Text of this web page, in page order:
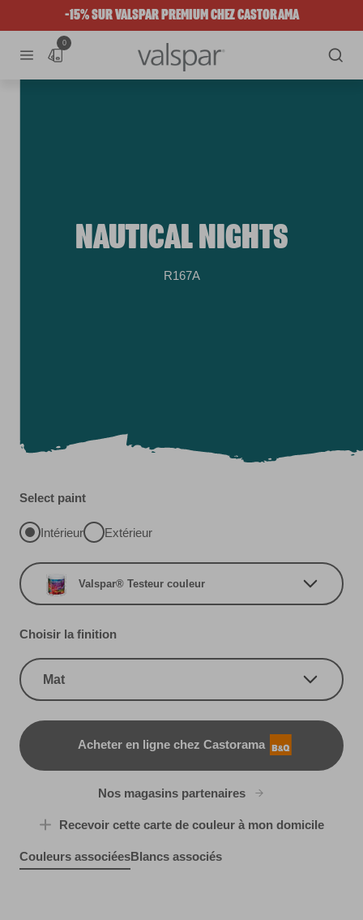
-15% SUR VALSPAR PREMIUM CHEZ CASTORAMA
0
NAUTICAL NIGHTS
R167A
Select paint
Intérieur Extérieur
Valspar® Testeur couleur
Choisir la finition
Mat
Acheter en ligne chez Castorama
B&Q
Nos magasins partenaires
Recevoir cette carte de couleur à mon domicile
Couleurs associéesBlancs associés